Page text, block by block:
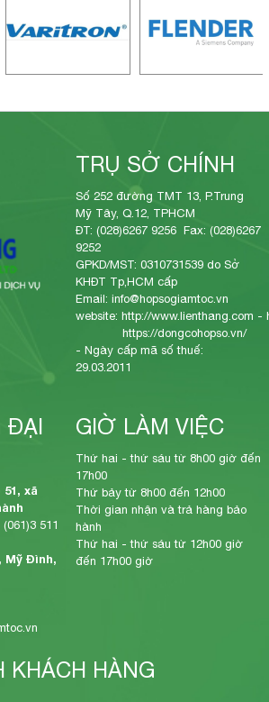
TRỤ SỞ CHÍNH
Số 252 đường TMT 13, P.Trung
Mỹ Tây, Q.12, TPHCM
ĐT: (028)6267 9256 Fax: (028)6267
9252
GPKD/MST: 0310731539 do Sở
KHĐT Tp,HCM cấp
Email: info@hopsogiamtoc.vn
website: http://www.lienthang.com -
https://dongcohopso.vn/
- Ngày cấp mã số thuế:
29.03.2011
ĐẠI
xã
511
Mỹ Đình,
GIỜ LÀM VIỆC
Thứ hai - thứ sáu từ 8h00 giờ đến
17h00
Thứ bảy từ 8h00 đến 12h00
Thời gian nhận và trả hàng bảo
hành
Thứ hai - thứ sáu từ 12h00 giờ
đến 17h00 giờ
KHÁCH HÀNG